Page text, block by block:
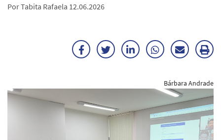
Por Tabita Rafaela 12.06.2026
FacebookTwitterLinkedInWhatsApp
Enviar
E-
mail
Bárbara Andrade